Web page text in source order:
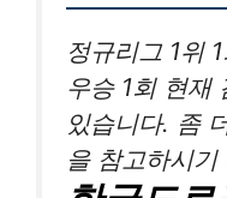
정규리그 1위
우승 1회 현재
있습니다. 좀
을 참고하시기